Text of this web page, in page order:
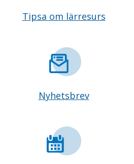
Tipsa om lärresurs
Nyhetsbrev